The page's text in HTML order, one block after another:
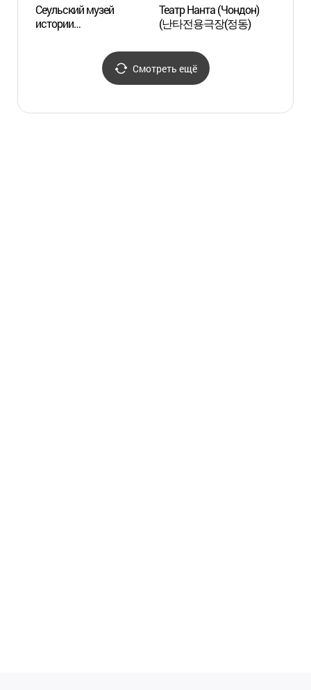
Сеульский музей
истории
Театр Нанта (Чондон)
(난타전용극장(정동)
Смотреть ещё